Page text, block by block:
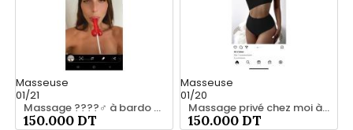
Masseuse
01/21
Massage ????‍♂️ à bardo srd 55066248
150.000 DT
Masseuse
01/20
Massage privé chez moi à bardo55066248
150.000 DT